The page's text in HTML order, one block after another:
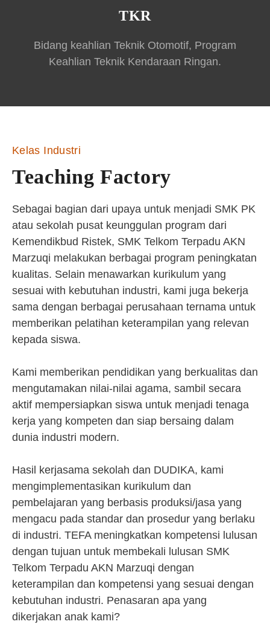
TKR
Bidang keahlian Teknik Otomotif, Program
Keahlian Teknik Kendaraan Ringan.
Kelas Industri
Teaching Factory
Sebagai bagian dari upaya untuk menjadi SMK PK
atau sekolah pusat keunggulan program dari
Kemendikbud Ristek, SMK Telkom Terpadu AKN
Marzuqi melakukan berbagai program peningkatan
kualitas. Selain menawarkan kurikulum yang
sesuai with kebutuhan industri, kami juga bekerja
sama dengan berbagai perusahaan ternama untuk
memberikan pelatihan keterampilan yang relevan
kepada siswa.
Kami memberikan pendidikan yang berkualitas dan
mengutamakan nilai-nilai agama, sambil secara
aktif mempersiapkan siswa untuk menjadi tenaga
kerja yang kompeten dan siap bersaing dalam
dunia industri modern.
Hasil kerjasama sekolah dan DUDIKA, kami
mengimplementasikan kurikulum dan
pembelajaran yang berbasis produksi/jasa yang
mengacu pada standar dan prosedur yang berlaku
di industri. TEFA meningkatkan kompetensi lulusan
dengan tujuan untuk membekali lulusan SMK
Telkom Terpadu AKN Marzuqi dengan
keterampilan dan kompetensi yang sesuai dengan
kebutuhan industri. Penasaran apa yang
dikerjakan anak kami?